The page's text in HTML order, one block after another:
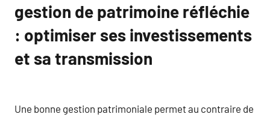
gestion de patrimoine réfléchie
: optimiser ses investissements
et sa transmission
Une bonne gestion patrimoniale permet au contraire de